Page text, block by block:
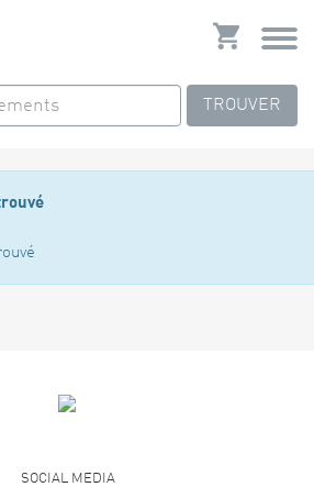
TROUVER
SOCIAL MEDIA